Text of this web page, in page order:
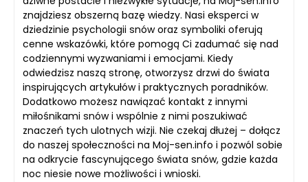
znajdziesz obszerną bazę wiedzy. Nasi eksperci w
dziedzinie psychologii snów oraz symboliki oferują
cenne wskazówki, które pomogą Ci zadumać się nad
codziennymi wyzwaniami i emocjami. Kiedy
odwiedzisz naszą stronę, otworzysz drzwi do świata
inspirujących artykułów i praktycznych poradników.
Dodatkowo możesz nawiązać kontakt z innymi
miłośnikami snów i wspólnie z nimi poszukiwać
znaczeń tych ulotnych wizji. Nie czekaj dłużej – dołącz
do naszej społeczności na Moj-sen.info i pozwól sobie
na odkrycie fascynującego świata snów, gdzie każda
noc niesie nowe możliwości i wnioski.